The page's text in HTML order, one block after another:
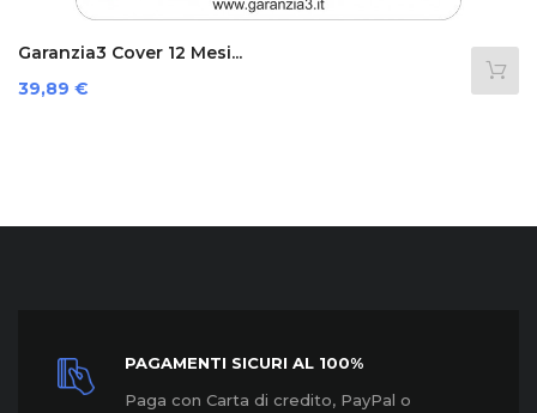
Garanzia3 Cover 12 Mesi...
Prezzo
39,89 €
PAGAMENTI SICURI AL 100%
Paga con Carta di credito, PayPal o